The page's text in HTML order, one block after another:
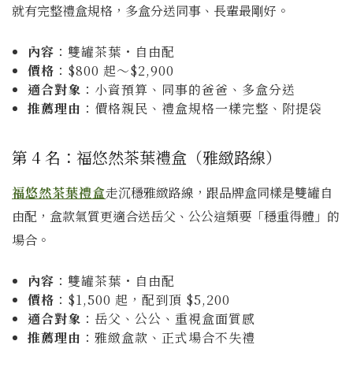
就有完整禮盒規格，多盒分送同事、長輩最剛好。
內容 ：雙罐茶葉・自由配
價格 ：$800 起～$2,900
適合對象 ：小資預算、同事的爸爸、多盒分送
推薦理由 ：價格親民、禮盒規格一樣完整、附提袋
第 4 名：福悠然茶葉禮盒（雅緻路線）
福悠然茶葉禮盒走沉穩雅緻路線，跟品牌盒同樣是雙罐自
由配，盒款氣質更適合送岳父、公公這類要「穩重得體」的
場合。
內容 ：雙罐茶葉・自由配
價格 ：$1,500 起，配到頂 $5,200
適合對象 ：岳父、公公、重視盒面質感
推薦理由 ：雅緻盒款、正式場合不失禮